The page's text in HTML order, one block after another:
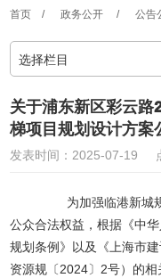
首页 / 政务公开 / 公告
选择栏目
关于浦东新区彩云路
梯项目规划设计方案
发表时间：2025-07-19
为加强临港新城规
公众合法权益，根据《中
规划条例》以及《上海市
资源规〔2024〕2号）的